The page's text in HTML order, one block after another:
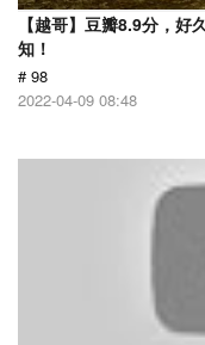
【越哥】豆瓣8.9分，
知！
# 98
2022-04-09 08:48